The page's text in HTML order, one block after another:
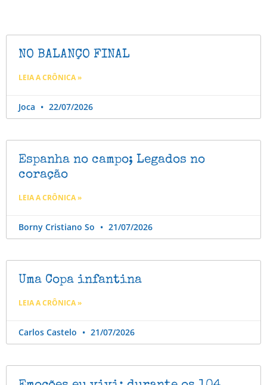
NO BALANÇO FINAL
LEIA A CRÔNICA »
Joca 22/07/2026
Espanha no campo; Legados no
coração
LEIA A CRÔNICA »
Borny Cristiano So 21/07/2026
Uma Copa infantina
LEIA A CRÔNICA »
Carlos Castelo 21/07/2026